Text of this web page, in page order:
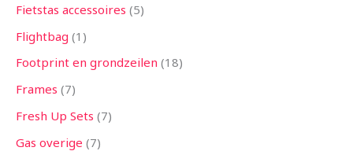
Fietstas accessoires 5
Flightbag 1
Footprint en grondzeilen 18
Frames 7
Fresh Up Sets 7
Gas overige 7